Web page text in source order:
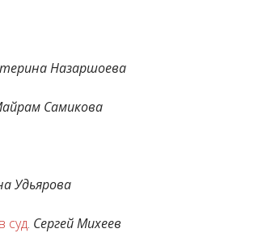
Назаршоева
Самикова
Удьярова
суд. Сергей Михеев